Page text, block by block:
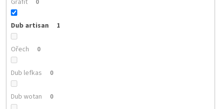
Grafit 0
Dub artisan 1
Ořech 0
Dub lefkas 0
Dub wotan 0